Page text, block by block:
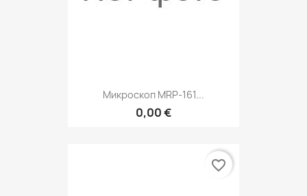
Микроскоп MRP-161...
0,00 €
favorite_border